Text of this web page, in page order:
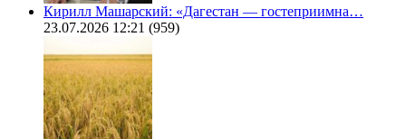
Кирилл Машарский: «Дагестан — гостеприимна…
23.07.2026 12:21 (959)